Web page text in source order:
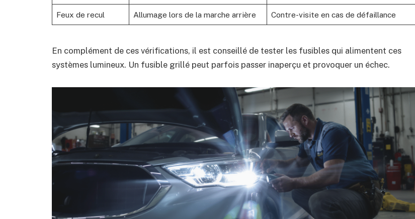
Feux de recul Allumage lors de la marche arrière Contre-visite en cas de défaillance
En complément de ces vérifications, il est conseillé de tester les fusibles qui alimentent ces
systèmes lumineux. Un fusible grillé peut parfois passer inaperçu et provoquer un échec.